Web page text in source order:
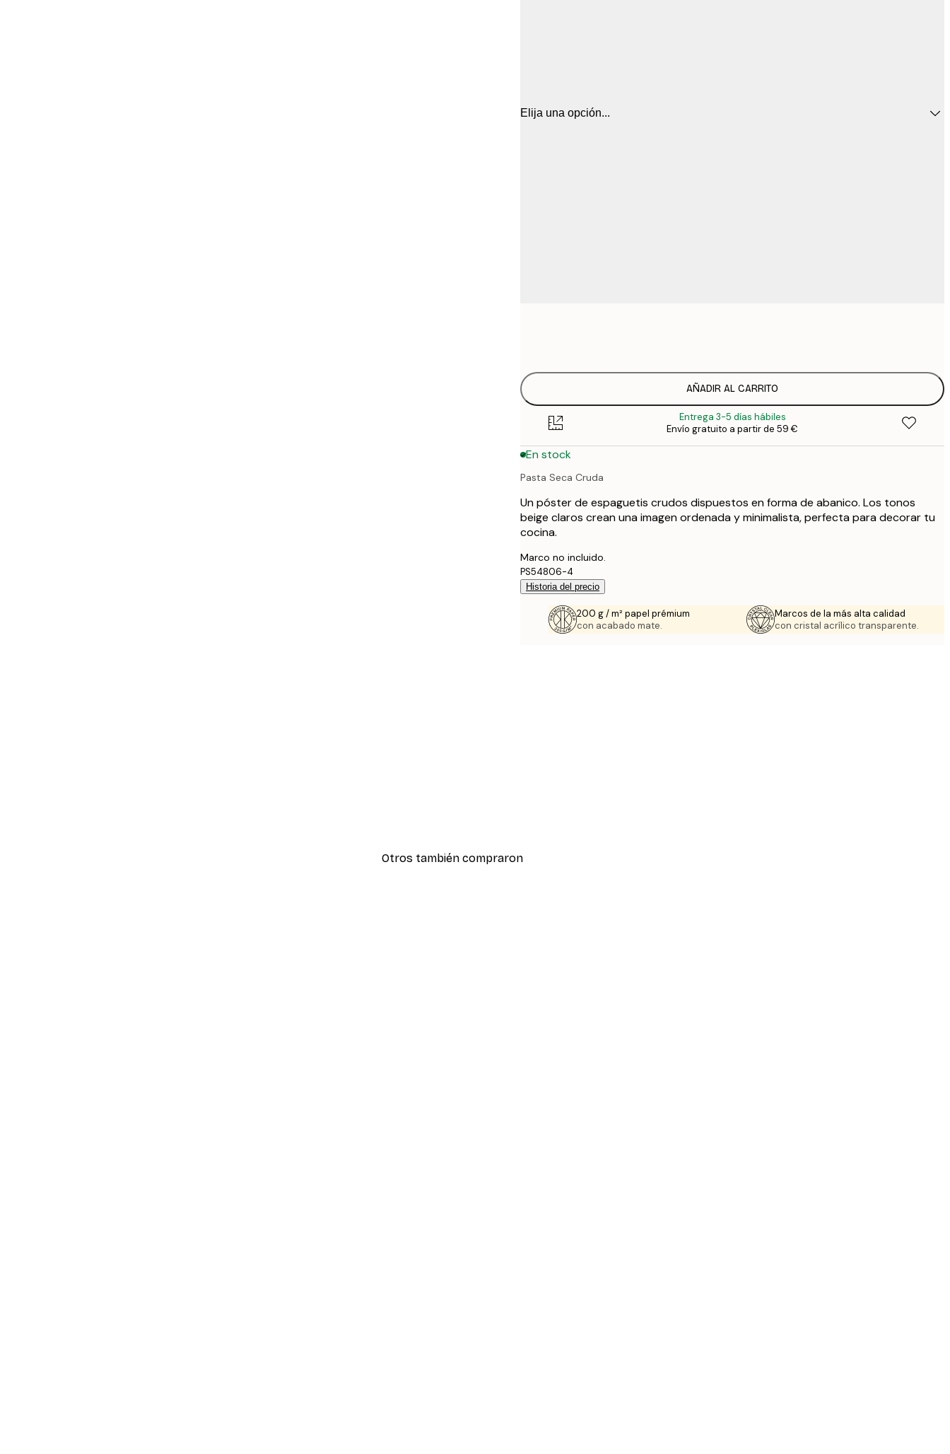
Elija una opción...
50x70 cm
70x100 cm
AÑADIR AL CARRITO
Entrega 3-5 días hábiles
Envío gratuito a partir de 59 €
En stock
Pasta Seca Cruda
Un póster de espaguetis crudos dispuestos en forma de abanico. Los tonos
beige claros crean una imagen ordenada y minimalista, perfecta para decorar tu
cocina.
Marco no incluido.
PS54806-4
Historia del precio
200 g / m² papel prémium
con acabado mate.
Marcos de la más alta calidad
con cristal acrílico transparente.
Otros también compraron